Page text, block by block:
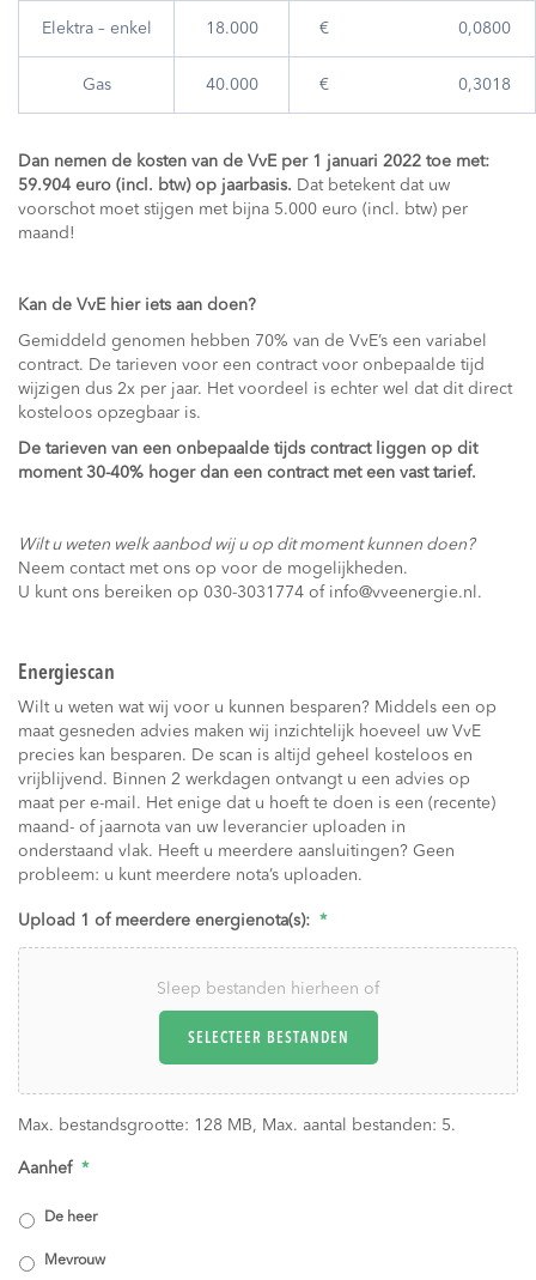
Elektra – enkel 18.000 € 0,0800
Gas 40.000 € 0,3018
Dan nemen de kosten van de VvE per 1 januari 2022 toe met:
59.904 euro (incl. btw) op jaarbasis. Dat betekent dat uw
voorschot moet stijgen met bijna 5.000 euro (incl. btw) per
maand!
Kan de VvE hier iets aan doen?
Gemiddeld genomen hebben 70% van de VvE’s een variabel
contract. De tarieven voor een contract voor onbepaalde tijd
wijzigen dus 2x per jaar. Het voordeel is echter wel dat dit direct
kosteloos opzegbaar is.
De tarieven van een onbepaalde tijds contract liggen op dit
moment 30-40% hoger dan een contract met een vast tarief.
Wilt u weten welk aanbod wij u op dit moment kunnen doen?
Neem contact met ons op voor de mogelijkheden.
U kunt ons bereiken op 030-3031774 of info@vveenergie.nl.
Energiescan
Wilt u weten wat wij voor u kunnen besparen? Middels een op
maat gesneden advies maken wij inzichtelijk hoeveel uw VvE
precies kan besparen. De scan is altijd geheel kosteloos en
vrijblijvend. Binnen 2 werkdagen ontvangt u een advies op
maat per e-mail. Het enige dat u hoeft te doen is een (recente)
maand- of jaarnota van uw leverancier uploaden in
onderstaand vlak. Heeft u meerdere aansluitingen? Geen
probleem: u kunt meerdere nota’s uploaden.
Upload 1 of meerdere energienota(s): *
Sleep bestanden hierheen of
SELECTEER BESTANDEN
Max. bestandsgrootte: 128 MB, Max. aantal bestanden: 5.
Aanhef *
De heer
Mevrouw